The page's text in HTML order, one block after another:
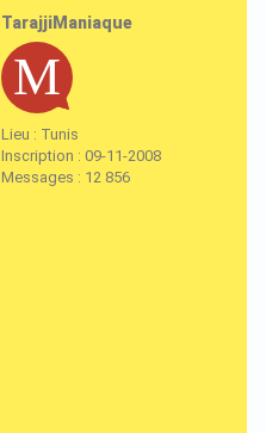
TarajjiManiaque
Lieu : Tunis
Inscription : 09-11-2008
Messages : 12 856